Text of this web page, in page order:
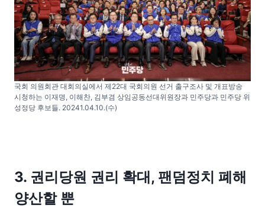
국회 의원회관 대회의실에서 제22대 국회의원 선거 출구조사 및 개표방송
시청하는 이재명, 이해찬, 김부겸 상임공동선대위원장과 민주당과 민주당 위
성정당 후보들. 20241.04.10.(수)
3. 권리당원 권리 확대, 팬덤정치 폐해
양산할 뿐